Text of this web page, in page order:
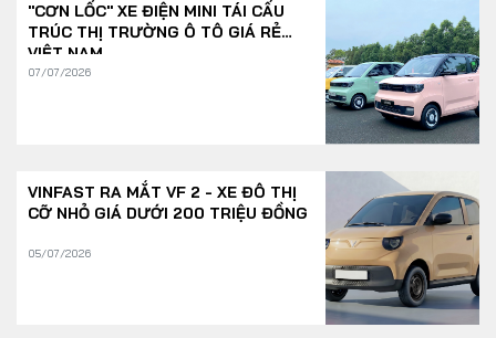
"CƠN LỐC" XE ĐIỆN MINI TÁI CẤU
TRÚC THỊ TRƯỜNG Ô TÔ GIÁ RẺ
VIỆT NAM
07/07/2026
VINFAST RA MẮT VF 2 - XE ĐÔ THỊ
CỠ NHỎ GIÁ DƯỚI 200 TRIỆU ĐỒNG
05/07/2026